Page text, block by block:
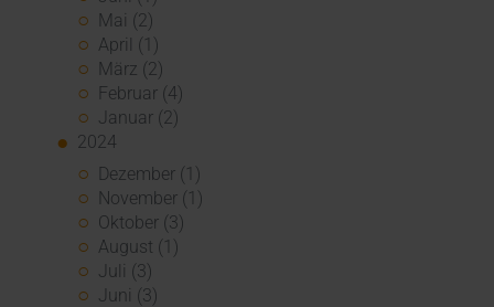
Mai (2)
April (1)
März (2)
Februar (4)
Januar (2)
2024
Dezember (1)
November (1)
Oktober (3)
August (1)
Juli (3)
Juni (3)